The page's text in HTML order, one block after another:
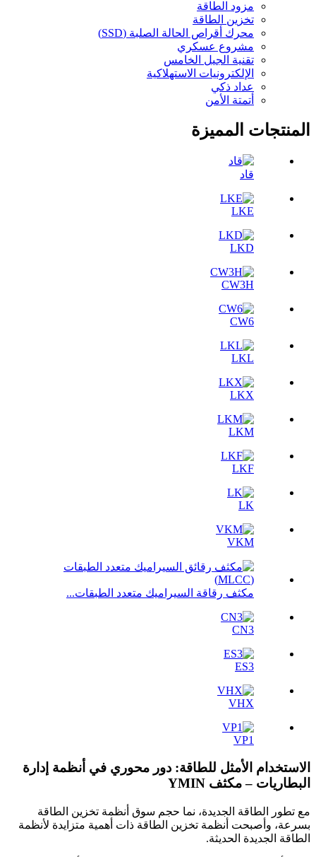
مزود الطاقة
تخزين الطاقة
محرك أقراص الحالة الصلبة (SSD)
مشروع عسكري
تقنية الجيل الخامس
الإلكترونيات الاستهلاكية
عداد ذكي
أتمتة الأمن
المنتجات المميزة
قاد
LKE
LKD
CW3H
CW6
LKL
LKX
LKM
LKF
LK
VKM
مكثف رقاقة السيراميك متعدد الطبقات...
CN3
ES3
VHX
VP1
الاستخدام الأمثل للطاقة: دور محوري في أنظمة إدارة
البطاريات – مكثف YMIN
مع تطور الطاقة الجديدة، نما حجم سوق أنظمة تخزين الطاقة
بسرعة، وأصبحت أنظمة تخزين الطاقة ذات أهمية متزايدة لأنظمة
الطاقة الجديدة الحديثة.